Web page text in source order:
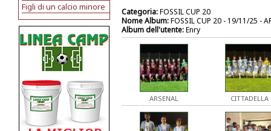
Figli di un calcio minore
Categoria:FOSSIL CUP 20
Nome Album:FOSSIL CUP 20 - 19/11/25 -
Album dell'utente:Enry
ARSENAL CITTADELLA